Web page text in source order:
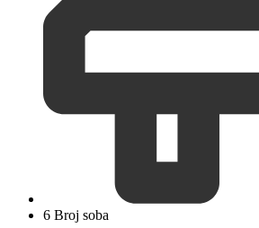
6 Broj soba